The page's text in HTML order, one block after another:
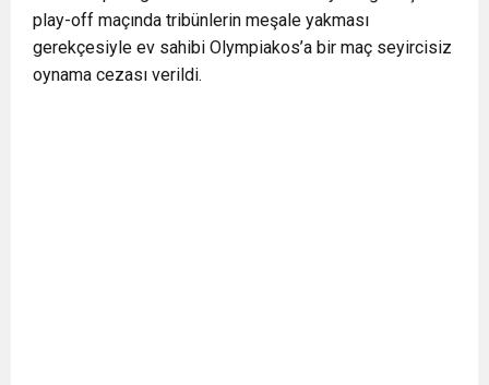
0:12 Nar suyunun antioksidan seviyesi yeşil çaydan
0:07
play-off maçında tribünlerin meşale yakması
gerekçesiyle ev sahibi Olympiakos’a bir maç seyircisiz
oynama cezası verildi.